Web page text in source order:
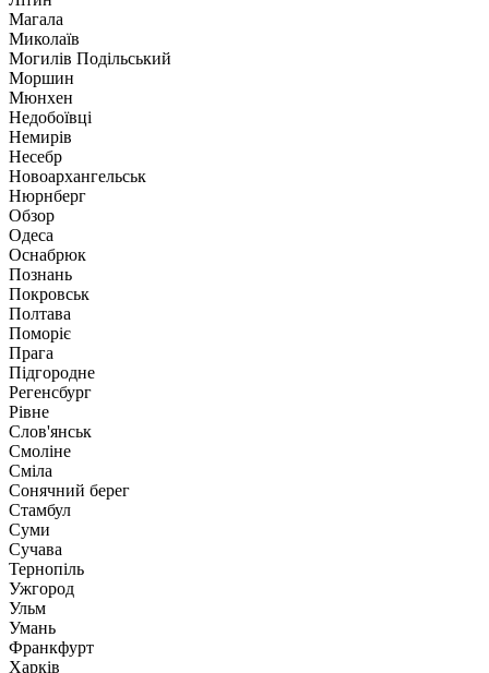
Магала
Миколаїв
Могилів Подільський
Моршин
Мюнхен
Недобоївці
Немирів
Несебр
Новоархангельськ
Нюрнберг
Обзор
Одеса
Оснабрюк
Познань
Покровськ
Полтава
Поморіє
Прага
Підгородне
Регенсбург
Рівне
Слов'янськ
Смоліне
Сміла
Сонячний берег
Стамбул
Суми
Сучава
Тернопіль
Ужгород
Ульм
Умань
Франкфурт
Харків